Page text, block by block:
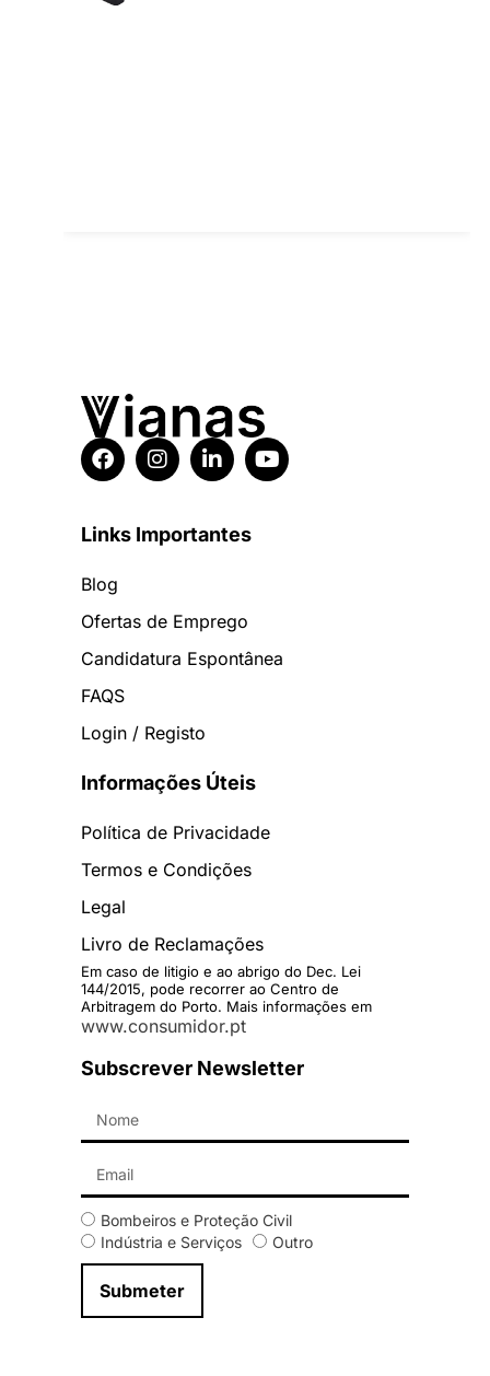
Links Importantes
Blog
Ofertas de Emprego
Candidatura Espontânea
FAQS
Login / Registo
Informações Úteis
Política de Privacidade
Termos e Condições
Legal
Livro de Reclamações
Em caso de litigio e ao abrigo do Dec. Lei
144/2015, pode recorrer ao Centro de
Arbitragem do Porto. Mais informações em
www.consumidor.pt
Subscrever Newsletter
Bombeiros e Proteção Civil
Indústria e Serviços
Outro
Submeter